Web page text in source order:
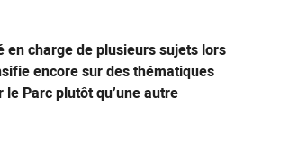
en charge de plusieurs sujets lors
encore sur des thématiques
Parc plutôt qu’une autre